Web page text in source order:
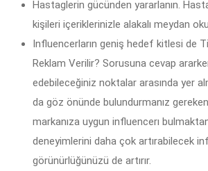
Hastaglerin gücünden yararlanın.
kişileri içeriklerinizle alakalı meydan
Influencerların geniş hedef kitlesi de
Reklam Verilir? Sorusuna cevap
edebileceğiniz noktalar arasında yer
da göz önünde bulundurmanız
markanıza uygun influencerı
deneyimlerini daha çok artırabilecek
görünürlüğünüzü de artırır.